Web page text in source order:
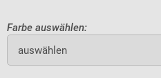
Farbe auswählen:
auswählen